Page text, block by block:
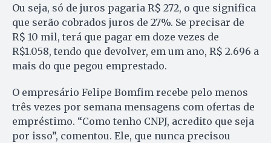
Ou seja, só de juros pagaria R$ 272, o que significa
que serão cobrados juros de 27%. Se precisar de
R$ 10 mil, terá que pagar em doze vezes de
R$1.058, tendo que devolver, em um ano, R$ 2.696 a
mais do que pegou emprestado.
O empresário Felipe Bomfim recebe pelo menos
três vezes por semana mensagens com ofertas de
empréstimo. “Como tenho CNPJ, acredito que seja
por isso”, comentou. Ele, que nunca precisou